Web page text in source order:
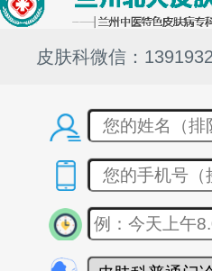
皮肤科微信：